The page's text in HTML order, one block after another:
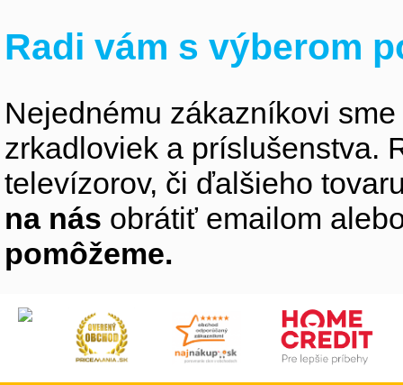
Radi vám s výberom
Nejednému zákazníkovi
zrkadloviek a príslušenstva.
televízorov, či ďalšieho
na nás obrátiť emailom
pomôžeme.